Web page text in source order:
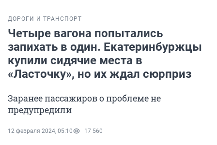
ДОРОГИ И ТРАНСПОРТ
Четыре вагона попытались
запихать в один. Екатеринбуржцы
купили сидячие места в
«Ласточку», но их ждал сюрприз
Заранее пассажиров о проблеме не
предупредили
12 февраля 2024, 05:10 17 560